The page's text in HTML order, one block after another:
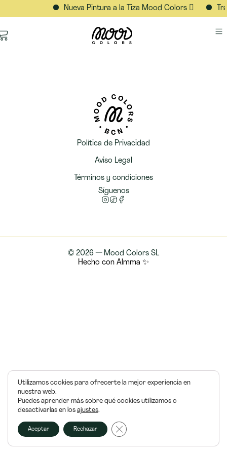
Nueva Pintura a la Tiza Mood Colors 🫟
Política de Privacidad
Aviso Legal
Términos y condiciones
Síguenos
© 2026 — Mood Colors SL
Hecho con Almma ✨
Utilizamos cookies para ofrecerte la mejor experiencia en
nuestra web.
Puedes aprender más sobre qué cookies utilizamos o
desactivarlas en los ajustes.
Aceptar Rechazar Cerrar el banner de cookies RGPD